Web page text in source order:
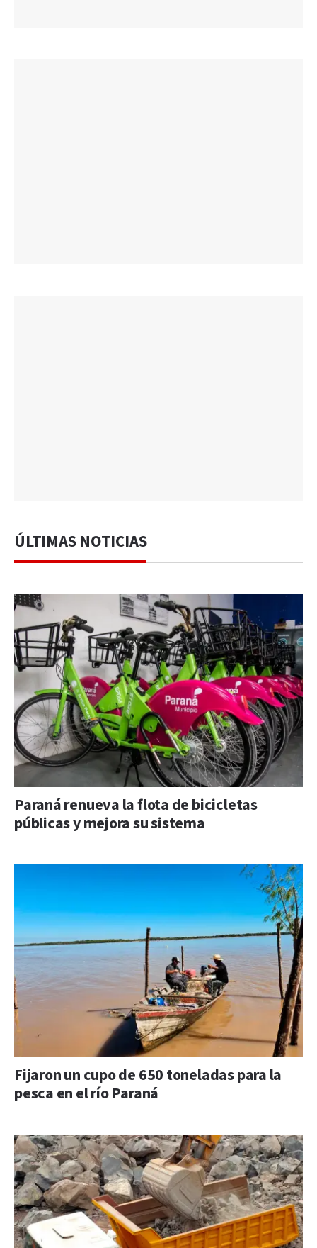
ÚLTIMAS NOTICIAS
Paraná renueva la flota de bicicletas
públicas y mejora su sistema
Fijaron un cupo de 650 toneladas para la
pesca en el río Paraná